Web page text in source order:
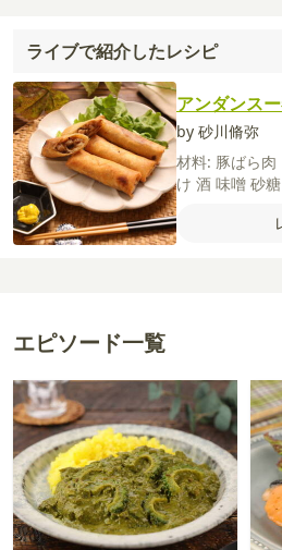
ライブで紹介したレシピ
アンダンス
by 砂川脩弥
材料: 豚ばら肉
け 酒 味噌 砂糖
エピソード一覧